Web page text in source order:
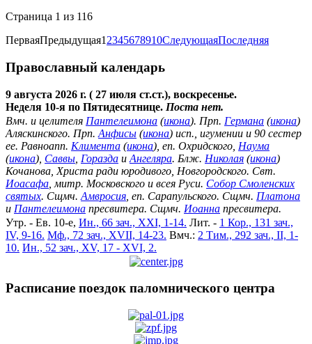
Страница 1 из 116
ПерваяПредыдущая1 2345678910СледующаяПоследняя
Православный календарь
9 августа 2026 г. ( 27 июля ст.ст.), воскресенье.
Неделя 10-я по Пятидесятнице. Поста нет.
Вмч. и целителя Пантелеимона (икона). Прп. Германа (икона)
Аляскинского. Прп. Анфисы (икона) исп., игумении и 90 сестер
ее. Равноапп. Климента (икона), еп. Охридского, Наума
(икона), Саввы Горазда и Ангеляра. Блж. Николая (икона)
Кочанова, Христа ради юродивого, Новгородского. Свт.
Иоасафа , митр. Московского и всея Руси. Собор Смоленских
святых. Сщмч. Амвросия , еп. Сарапульского. Сщмч. Платона
и Пантелеимона пресвитера. Сщмч. Иоанна пресвитера.
Утр. - Ев. 10-е, Ин., 66 зач., XXI, 1-14. Лит. - 1 Кор., 131 зач.,
IV, 9-16. Мф., 72 зач., XVII, 14-23. Вмч.: 2 Тим., 292 зач., II, 1-
10. Ин., 52 зач., XV, 17 - XVI, 2.
Расписание поездок паломнического центра